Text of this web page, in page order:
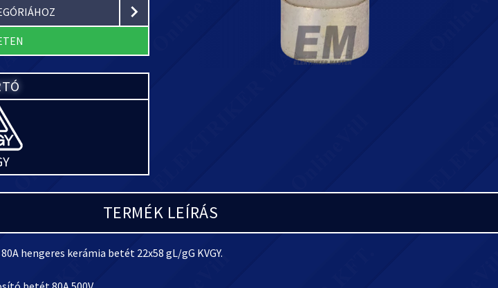
TERMÉK LEÍRÁS
hengeres kerámia betét 22x58 gL/gG KVGY.